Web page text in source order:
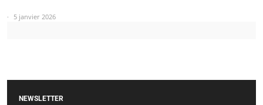
5 janvier 2026
NEWSLETTER